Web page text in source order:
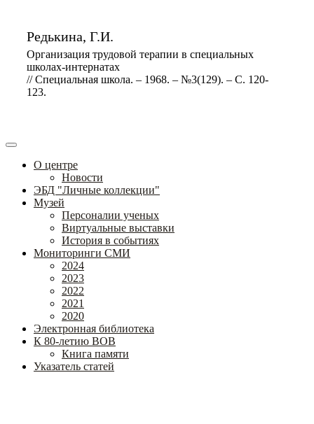
Редькина, Г.И.
Организация трудовой терапии в специальных
школах-интернатах
// Специальная школа. – 1968. – №3(129). – С. 120-
123.
О центре
Новости
ЭБД "Личные коллекции"
Музей
Персоналии ученых
Виртуальные выставки
История в событиях
Мониторинги СМИ
2024
2023
2022
2021
2020
Электронная библиотека
К 80-летию ВОВ
Книга памяти
Указатель статей